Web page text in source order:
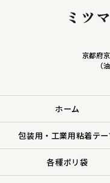
京都府
（
ホーム
包装用・工業用粘着テー
各種ポリ袋